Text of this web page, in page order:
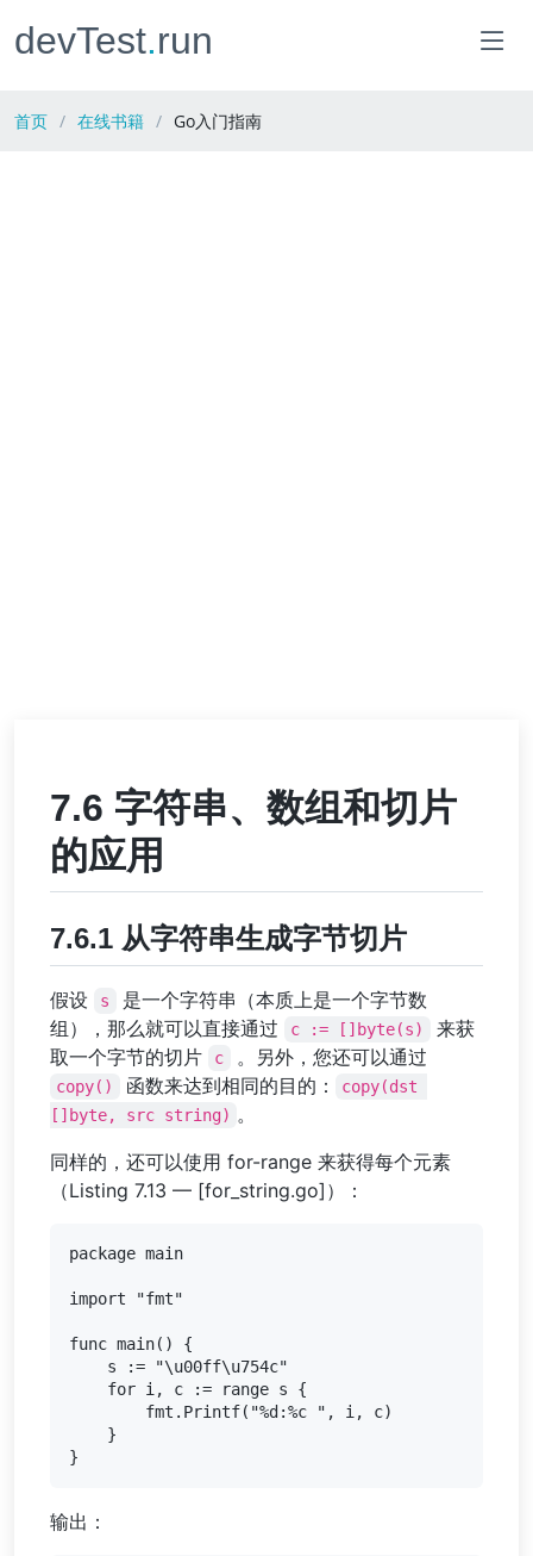
devTest.run
首页 在线书籍 Go入门指南
7.6 字符串、数组和切片
的应用
7.6.1 从字符串生成字节切片
假设 s
是一个字符串（本质上是一个字节数
组），那么就可以直接通过
c := []byte(s)
来获
取一个字节的切片
c 。另外，您还可以通过
copy() 函数来达到相同的目的：
copy(dst
[]byte, src string) 。
同样的，还可以使用 for-range 来获得每个元素
（Listing 7.13 — [for_string.go]）：
package main
import "fmt"
func main() {
    s := "\u00ff\u754c"
    for i, c := range s {
        fmt.Printf("%d:%c ", i, c)
    }
输出：